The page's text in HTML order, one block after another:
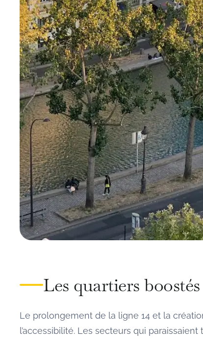
Les quartiers
Le prolongement de la ligne 14 et la
l’accessibilité. Les secteurs qui